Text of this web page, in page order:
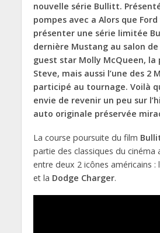
nouvelle série Bullitt.
pompes avec a Alors que
présenter une série limitée
dernière Mustang au salon
guest star Molly McQueen,
Steve, mais aussi l’une des 2
participé au tournage. Voilà
envie de revenir un peu sur
auto originale préservée
La course poursuite du film
partie des classiques du cinéma
entre deux 2 icônes américains :
et la Dodge Charger.